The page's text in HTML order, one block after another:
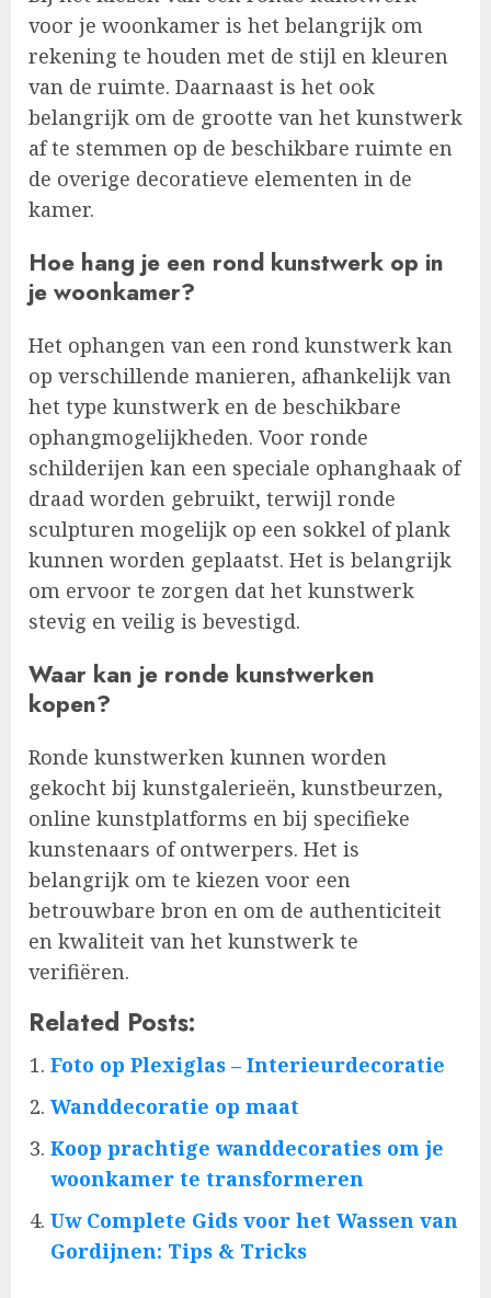
voor je woonkamer is het belangrijk om
rekening te houden met de stijl en kleuren
van de ruimte. Daarnaast is het ook
belangrijk om de grootte van het kunstwerk
af te stemmen op de beschikbare ruimte en
de overige decoratieve elementen in de
kamer.
Hoe hang je een rond kunstwerk op in
je woonkamer?
Het ophangen van een rond kunstwerk kan
op verschillende manieren, afhankelijk van
het type kunstwerk en de beschikbare
ophangmogelijkheden. Voor ronde
schilderijen kan een speciale ophanghaak of
draad worden gebruikt, terwijl ronde
sculpturen mogelijk op een sokkel of plank
kunnen worden geplaatst. Het is belangrijk
om ervoor te zorgen dat het kunstwerk
stevig en veilig is bevestigd.
Waar kan je ronde kunstwerken
kopen?
Ronde kunstwerken kunnen worden
gekocht bij kunstgalerieën, kunstbeurzen,
online kunstplatforms en bij specifieke
kunstenaars of ontwerpers. Het is
belangrijk om te kiezen voor een
betrouwbare bron en om de authenticiteit
en kwaliteit van het kunstwerk te
verifiëren.
Related Posts:
Foto op Plexiglas – Interieurdecoratie
Wanddecoratie op maat
Koop prachtige wanddecoraties om je
woonkamer te transformeren
Uw Complete Gids voor het Wassen van
Gordijnen: Tips & Tricks